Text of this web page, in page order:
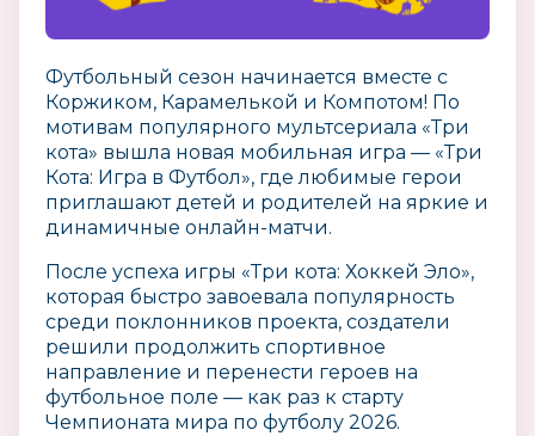
Футбольный сезон начинается вместе с
Коржиком, Карамелькой и Компотом! По
мотивам популярного мультсериала «Три
кота» вышла новая мобильная игра — «Три
Кота: Игра в Футбол», где любимые герои
приглашают детей и родителей на яркие и
динамичные онлайн-матчи.
После успеха игры «Три кота: Хоккей Эло»,
которая быстро завоевала популярность
среди поклонников проекта, создатели
решили продолжить спортивное
направление и перенести героев на
футбольное поле — как раз к старту
Чемпионата мира по футболу 2026.